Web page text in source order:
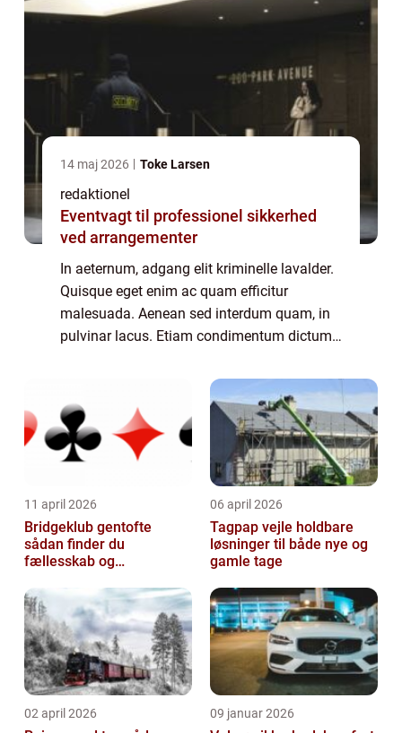
14 maj 2026 Toke Larsen
redaktionel
Eventvagt til professionel sikkerhed
ved arrangementer
In aeternum, adgang elit kriminelle lavalder.
Quisque eget enim ac quam efficitur
malesuada. Aenean sed interdum quam, in
pulvinar lacus. Etiam condimentum dictum
malesuada, felis ac scelerisque sollicitu...
11 april 2026
Bridgeklub gentofte
sådan finder du
fællesskab og
06 april 2026
Tagpap vejle holdbare
løsninger til både nye og
gamle tage
02 april 2026 09 januar 2026